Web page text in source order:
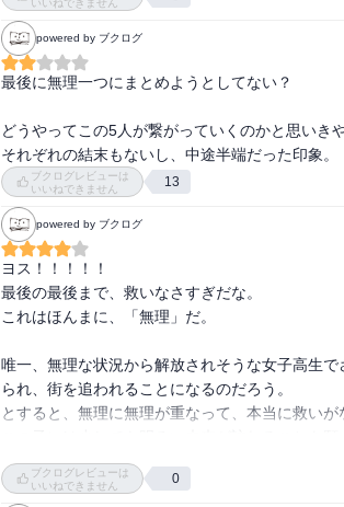
いいねできません
powered by ブクログ
最後に無理一つにまとめようとしてない？
どうやってこの5人が繋がっていくのかと思いき
それぞれの結末もないし、中途半端だった印象。
ブクログレビューは
いいねできません
13
powered by ブクログ
ヨス！！！！！
最後の最後まで、救いなさすぎだな。
これはほんまに、「無理」だ。
唯一、無理な状況から解放されそうな女子高生
られ、街を追われることになるのだろう。
とすると、無理に無理が重なって、本当に救いが
そして最後まで、空は曇天だった。
ブクログレビューは
いいねできません
0